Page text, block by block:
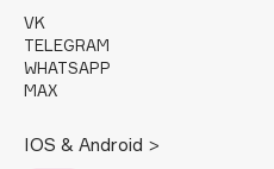
Darphin
Davines
Deonica
Dior
VK
TELEGRAM
WHATSAPP
MAX
IOS & Android >